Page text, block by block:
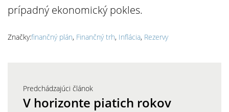
prípadný ekonomický pokles.
Značky:finančný plán, Finančný trh, Inflácia, Rezervy
Predchádzajúci článok
V horizonte piatich rokov